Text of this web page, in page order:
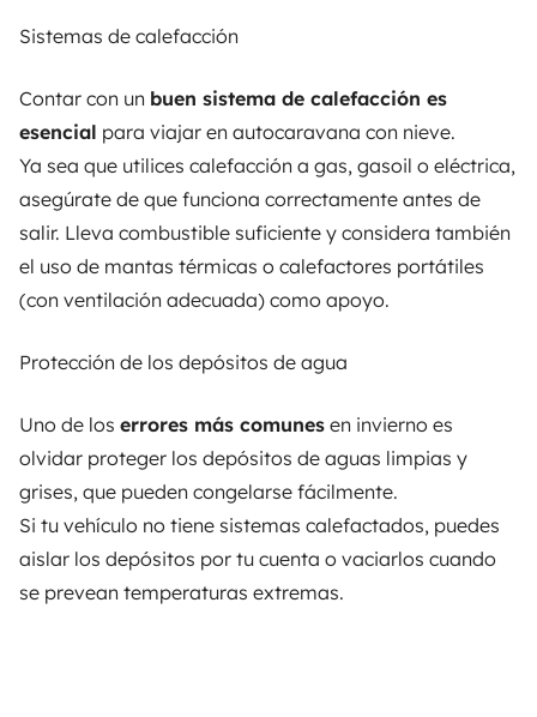
Sistemas de calefacción
Contar con un buen sistema de calefacción es
esencial para viajar en autocaravana con nieve.
Ya sea que utilices calefacción a gas, gasoil o eléctrica,
asegúrate de que funciona correctamente antes de
salir. Lleva combustible suficiente y considera también
el uso de mantas térmicas o calefactores portátiles
(con ventilación adecuada) como apoyo.
Protección de los depósitos de agua
Uno de los errores más comunes en invierno es
olvidar proteger los depósitos de aguas limpias y
grises, que pueden congelarse fácilmente.
Si tu vehículo no tiene sistemas calefactados, puedes
aislar los depósitos por tu cuenta o vaciarlos cuando
se prevean temperaturas extremas.